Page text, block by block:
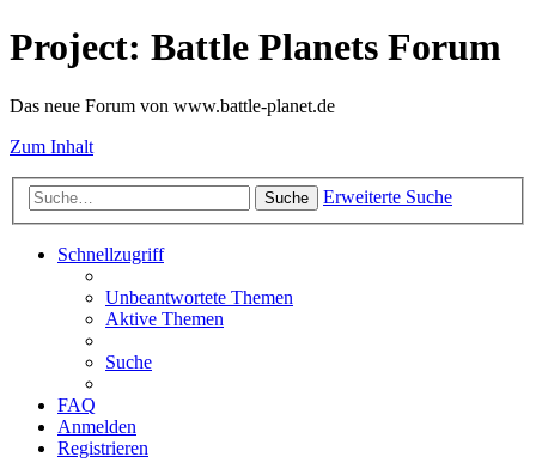
Project: Battle Planets Forum
Das neue Forum von www.battle-planet.de
Zum Inhalt
Suche Erweiterte Suche
Schnellzugriff
Unbeantwortete Themen
Aktive Themen
Suche
FAQ
Anmelden
Registrieren